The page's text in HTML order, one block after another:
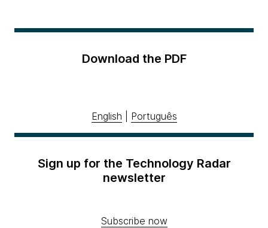
Download the PDF
English Português
Sign up for the Technology Radar
newsletter
Subscribe now